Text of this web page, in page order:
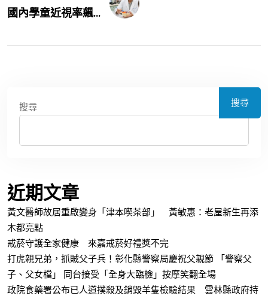
國內學童近視率飆...
搜尋 搜尋
近期文章
黃文醫師故居重啟變身「津本喫茶部」 黃敏惠：老屋新生再添
木都亮點
戒菸守護全家健康 來嘉戒菸好禮獎不完
打虎親兄弟，抓賊父子兵！彰化縣警察局慶祝父親節 「警察父
子、父女檔」 同台接受「全身大臨檢」按摩笑翻全場
政院食藥署公布已人道撲殺及銷毀羊隻檢驗結果 雲林縣政府持